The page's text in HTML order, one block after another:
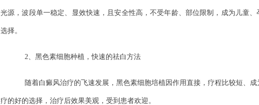
光源，波段单一稳定、显效快速，且安全性高，不受年龄、部位限制，成为儿童、
选择。
2、黑色素细胞种植，快速的祛白方法
随着白癜风治疗的飞速发展，黑色素细胞培植因作用直接，疗程比较短、
疗的好的选择，治疗后效果美观，受到患者欢迎。